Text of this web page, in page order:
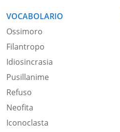
VOCABOLARIO
Ossimoro
Filantropo
Idiosincrasia
Pusillanime
Refuso
Neofita
Iconoclasta